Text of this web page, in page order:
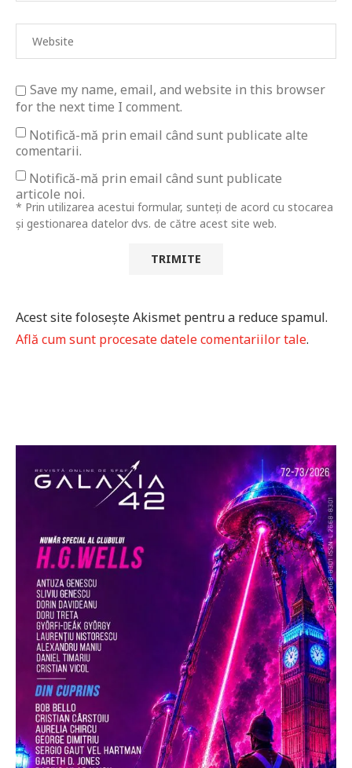
Save my name, email, and website in this browser
for the next time I comment.
Notifică-mă prin email când sunt publicate alte
comentarii.
Notifică-mă prin email când sunt publicate
articole noi.
* Prin utilizarea acestui formular, sunteți de acord cu stocarea
și gestionarea datelor dvs. de către acest site web.
Acest site folosește Akismet pentru a reduce spamul.
Află cum sunt procesate datele comentariilor tale.